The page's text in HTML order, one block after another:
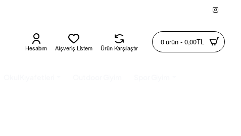
Hesabım Alışveriş Listem Ürün Karşılaştır
0 ürün - 0,00TL